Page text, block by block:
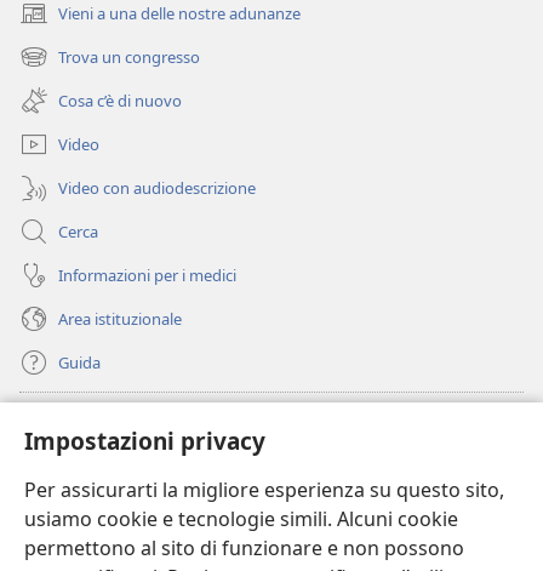
Impostazioni privacy
Per assicurarti la migliore esperienza su questo sito,
usiamo cookie e tecnologie simili. Alcuni cookie
permettono al sito di funzionare e non possono
Vieni a una delle nostre adunanze
(apre
una
nuova
finestra)
Trova un congresso
(apre
una
nuova
finestra)
Cosa c’è di nuovo
Video
Video con audiodescrizione
Cerca
Informazioni per i medici
Area istituzionale
Guida
(apre
una
nuova
finestra)
BIBLIOTECA ONLINE Watchtower
(apre
una
nuovaJW Hub
(apre